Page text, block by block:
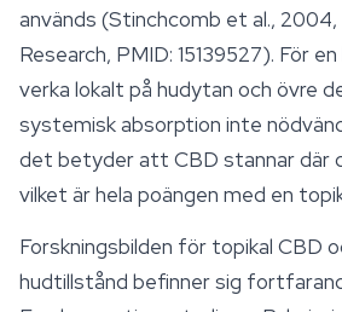
används (Stinchcomb et al.,
Research, PMID: 15139527). För
verka lokalt på hudytan och övre
systemisk absorption inte
det betyder att CBD stannar där
vilket är hela poängen med en
Forskningsbilden för topikal CBD
hudtillstånd befinner sig